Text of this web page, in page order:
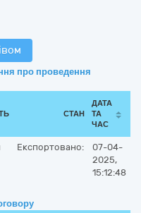
про проведення
СТАН
ДАТА
ТА
ЧАС
Експортовано:
07-04-
2025,
15:12:48